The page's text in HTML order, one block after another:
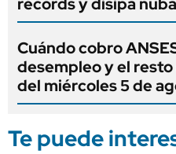
Cuándo cobro
desempleo y el
del miércoles 5 de
Te puede